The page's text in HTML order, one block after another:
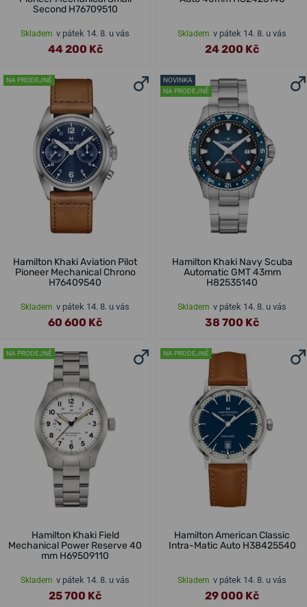
Second H76709510
Skladem v pátek 14. 8. u vás
44 200 Kč
Skladem v pátek 14. 8. u vás
24 200 Kč
NA PRODEJNĚ
Hamilton Khaki Aviation Pilot
Pioneer Mechanical Chrono
H76409540
Skladem v pátek 14. 8. u vás
60 600 Kč
NOVINKA
NA PRODEJNĚ
Hamilton Khaki Navy Scuba
Automatic GMT 43mm
H82535140
Skladem v pátek 14. 8. u vás
38 700 Kč
NA PRODEJNĚ
Hamilton Khaki Field
Mechanical Power Reserve 40
mm H69509110
Skladem v pátek 14. 8. u vás
25 700 Kč
NA PRODEJNĚ
Hamilton American Classic
Intra-Matic Auto H38425540
Skladem v pátek 14. 8. u vás
29 000 Kč